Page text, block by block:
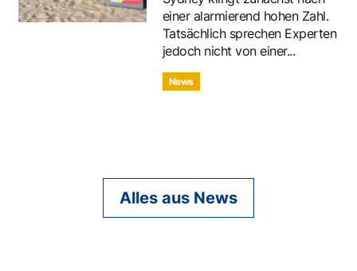
einer alarmierend hohen Zahl.
Tatsächlich sprechen Experten
jedoch nicht von einer...
News
Alles aus News